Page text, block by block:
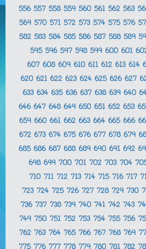
556 557 558 559 560 561 562 563
569 570 571 572 573 574 575 576
582 583 584 585 586 587 588 589
595 596 597 598 599 600 601
607 608 609 610 611 612 613 614
620 621 622 623 624 625 626 627
633 634 635 636 637 638 639 640
646 647 648 649 650 651 652 653
659 660 661 662 663 664 665 666
672 673 674 675 676 677 678 679
685 686 687 688 689 690 691 692
698 699 700 701 702 703 704
710 711 712 713 714 715 716 717
723 724 725 726 727 728 729 730
736 737 738 739 740 741 742 743
749 750 751 752 753 754 755 756
762 763 764 765 766 767 768 769